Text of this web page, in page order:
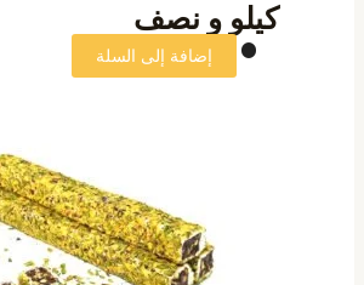
كيلو و نصف
إضافة إلى السلة